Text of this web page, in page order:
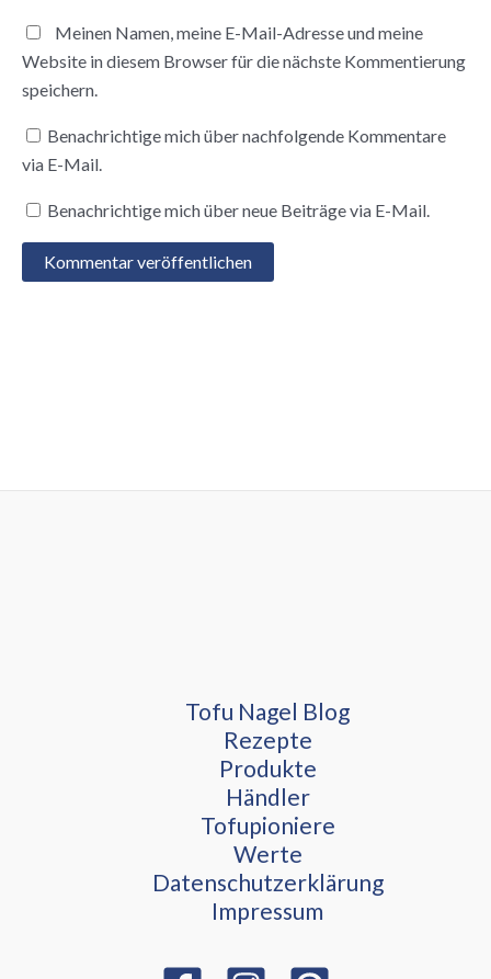
Meinen Namen, meine E-Mail-Adresse und meine
Website in diesem Browser für die nächste Kommentierung
speichern.
Benachrichtige mich über nachfolgende Kommentare
via E-Mail.
Benachrichtige mich über neue Beiträge via E-Mail.
Tofu Nagel Blog
Rezepte
Produkte
Händler
Tofupioniere
Werte
Datenschutzerklärung
Impressum